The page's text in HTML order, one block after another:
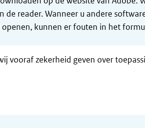
reader. Wanneer u andere
kunnen er fouten in het
vooraf zekerheid geven over